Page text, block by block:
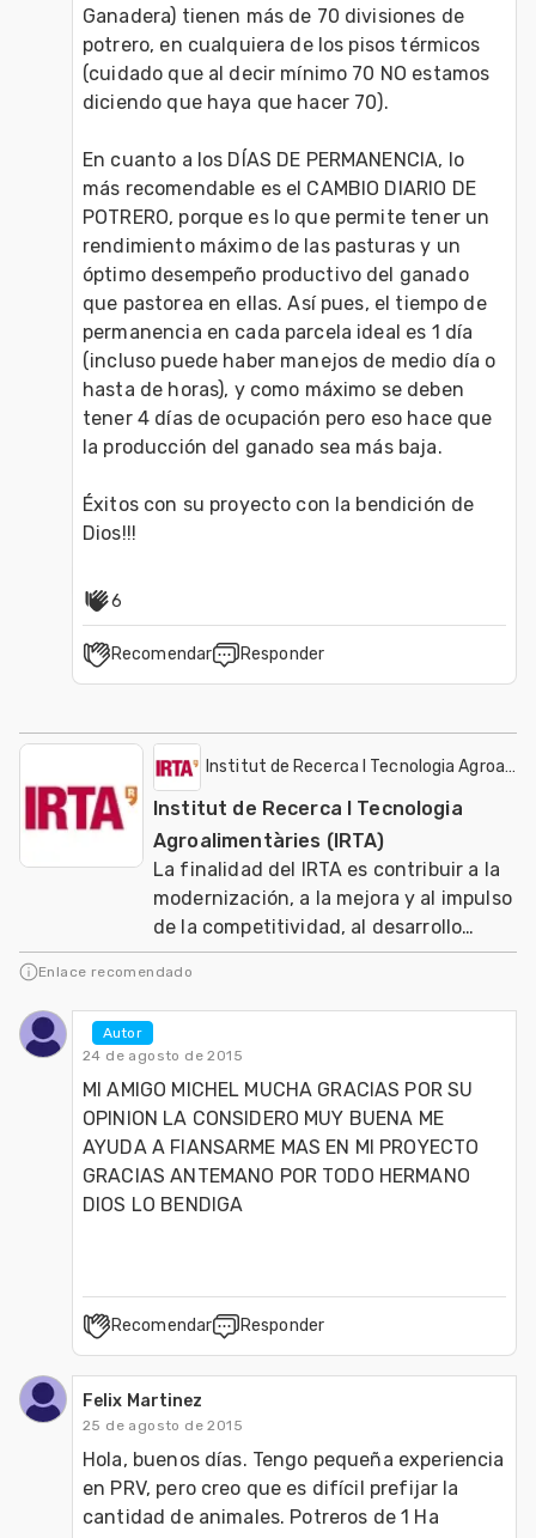
Ganadera) tienen más de 70 divisiones de
potrero, en cualquiera de los pisos térmicos
(cuidado que al decir mínimo 70 NO estamos
diciendo que haya que hacer 70).
En cuanto a los DÍAS DE PERMANENCIA, lo
más recomendable es el CAMBIO DIARIO DE
POTRERO, porque es lo que permite tener un
rendimiento máximo de las pasturas y un
óptimo desempeño productivo del ganado
que pastorea en ellas. Así pues, el tiempo de
permanencia en cada parcela ideal es 1 día
(incluso puede haber manejos de medio día o
hasta de horas), y como máximo se deben
tener 4 días de ocupación pero eso hace que
la producción del ganado sea más baja.
Éxitos con su proyecto con la bendición de
6
Recomendar Responder
Institut de Recerca I Tecnologia
Institut de Recerca I Tecnologia
Agroalimentàries (IRTA)
La finalidad del IRTA es contribuir a la
modernización, a la mejora y al impulso
de la competitividad, al desarrollo
sostenible de los sectores agrario, ali
Enlace recomendado
Autor
24 de agosto de 2015
MI AMIGO MICHEL MUCHA GRACIAS POR SU
OPINION LA CONSIDERO MUY BUENA ME
AYUDA A FIANSARME MAS EN MI PROYECTO
GRACIAS ANTEMANO POR TODO HERMANO
DIOS LO BENDIGA
Recomendar Responder
Felix Martinez
25 de agosto de 2015
Hola, buenos días. Tengo pequeña experiencia
en PRV, pero creo que es difícil prefijar la
cantidad de animales. Potreros de 1 Ha